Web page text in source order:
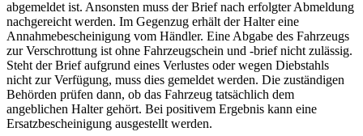
abgemeldet ist. Ansonsten muss der Brief nach erfolgter Abmeldung
nachgereicht werden. Im Gegenzug erhält der Halter eine
Annahmebescheinigung vom Händler. Eine Abgabe des Fahrzeugs
zur Verschrottung ist ohne Fahrzeugschein und -brief nicht zulässig.
Steht der Brief aufgrund eines Verlustes oder wegen Diebstahls
nicht zur Verfügung, muss dies gemeldet werden. Die zuständigen
Behörden prüfen dann, ob das Fahrzeug tatsächlich dem
angeblichen Halter gehört. Bei positivem Ergebnis kann eine
Ersatzbescheinigung ausgestellt werden.